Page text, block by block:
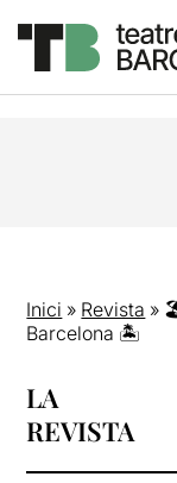
Inici » Revista »
Barcelona 🏝
LA
REVISTA